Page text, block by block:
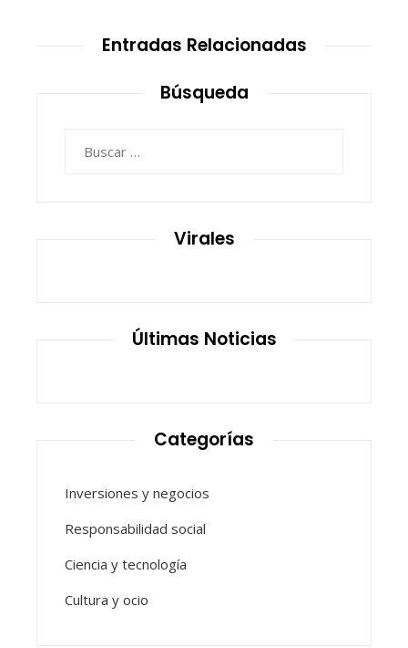
Entradas Relacionadas
Búsqueda
Virales
Últimas Noticias
Categorías
Inversiones y negocios
Responsabilidad social
Ciencia y tecnología
Cultura y ocio